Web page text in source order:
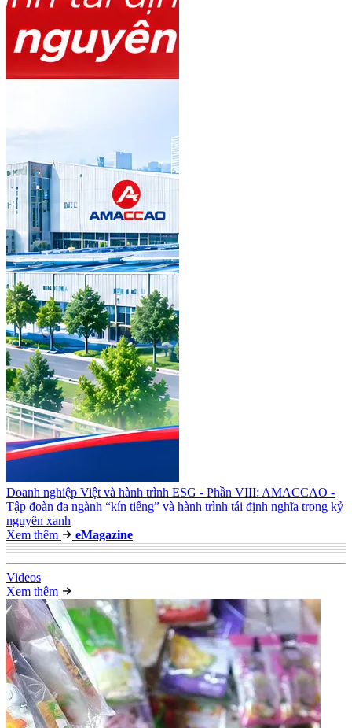
Doanh nghiệp Việt và hành trình ESG - Phần VIII: AMACCAO -
Tập đoàn đa ngành “kín tiếng” và hành trình tái định nghĩa trong kỷ
nguyên xanh
Xem thêm
eMagazine
Videos
Xem thêm